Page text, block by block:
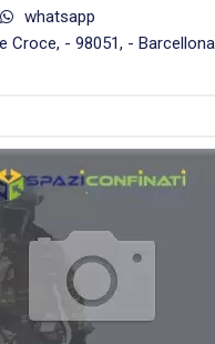
whatsapp
Croce, - 98051, -